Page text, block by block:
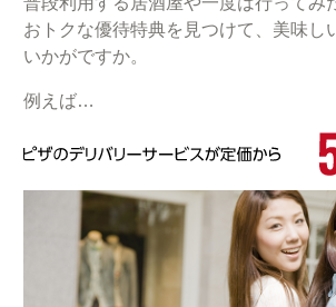
おトクな優待特典を見つけて、美味し
いかがですか。
例えば…